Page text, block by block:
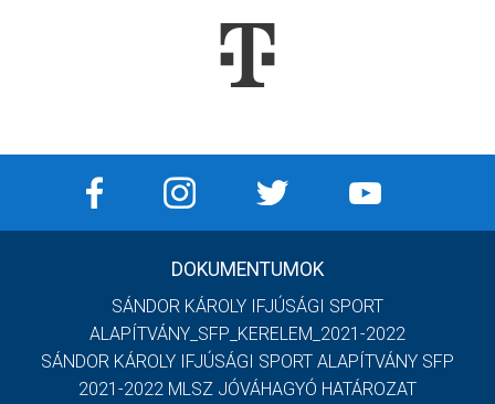
DOKUMENTUMOK
SÁNDOR KÁROLY IFJÚSÁGI SPORT
ALAPÍTVÁNY_SFP_KERELEM_2021-2022
SÁNDOR KÁROLY IFJÚSÁGI SPORT ALAPÍTVÁNY SFP
2021-2022 MLSZ JÓVÁHAGYÓ HATÁROZAT